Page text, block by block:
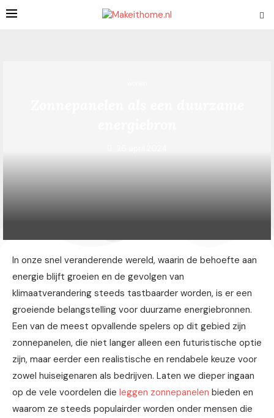
In onze snel veranderende wereld, waarin de behoefte aan
energie blijft groeien en de gevolgen van
klimaatverandering steeds tastbaarder worden, is er een
groeiende belangstelling voor duurzame energiebronnen.
Een van de meest opvallende spelers op dit gebied zijn
zonnepanelen, die niet langer alleen een futuristische optie
zijn, maar eerder een realistische en rendabele keuze voor
zowel huiseigenaren als bedrijven. Laten we dieper ingaan
op de vele voordelen die leggen zonnepanelen bieden en
waarom ze steeds populairder worden onder mensen die